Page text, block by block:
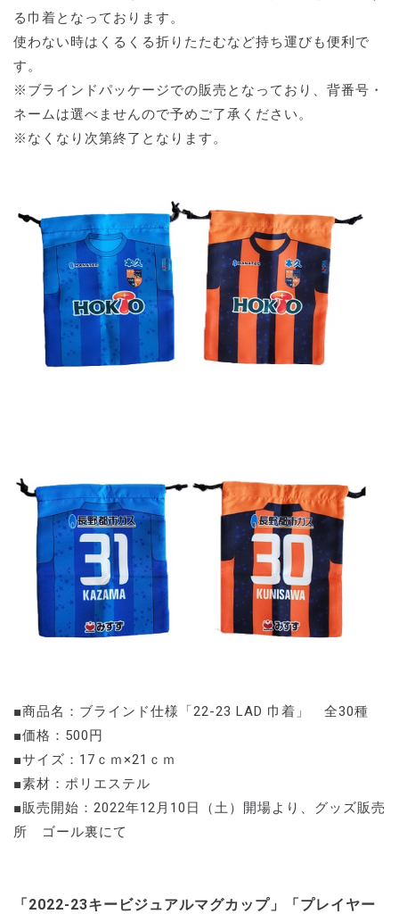
る巾着となっております。
使わない時はくるくる折りたたむなど持ち運びも便利で
す。
※ブラインドパッケージでの販売となっており、背番号・
ネームは選べませんので予めご了承ください。
※なくなり次第終了となります。
■商品名：ブラインド仕様「22-23 LAD 巾着」 全30種
■価格：500円
■サイズ：17ｃｍ×21ｃｍ
■素材：ポリエステル
■販売開始：2022年12月10日（土）開場より、グッズ販売
所 ゴール裏にて
「2022-23キービジュアルマグカップ」「プレイヤー